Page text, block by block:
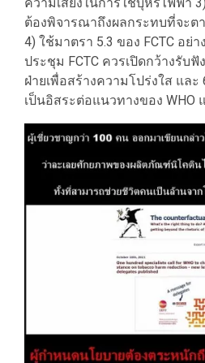
ความเสี่ยงในการใช้บุหรี่ไฟฟ้า
ต้องพิจารณาถึงผลกระทบที่จะต
4) ใช้มาตรา 5.3 ของ FCTC อย่
ประชุม FCTC ควรเปิดกว้างรับ
ฝ่ายเพื่อสร้างความโปร่งใส แล
เป็นอิสระต่อแนวทางของ WHO